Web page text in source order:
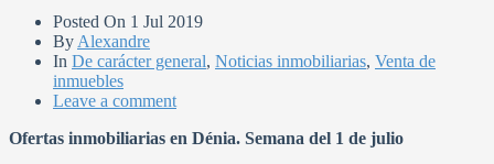
Posted On 1 Jul 2019
By Alexandre
In De carácter general, Noticias inmobiliarias, Venta de
inmuebles
Leave a comment
Ofertas inmobiliarias en Dénia. Semana del 1 de julio